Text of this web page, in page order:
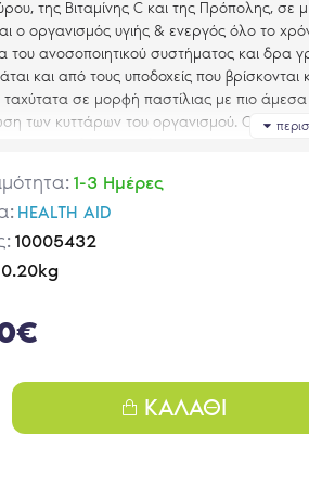
της Βιταμίνης C και της Πρόπολης, σε
ο οργανισμός υγιής & ενεργός όλο το
του ανοσοποιητικού συστήματος και
και από τους υποδοχείς που
ταχύτατα σε μορφή παστίλιας με πιο
των κυττάρων του οργανισμού. Ο
-CτηςHealthAid συνιστάται για όλη τη
κάθε στιγμή της ημέρας και για
150mg
1-3 Ημέρες
HEALTH AID
10005432
0.20kg
ΚΑΛΆΘΙ